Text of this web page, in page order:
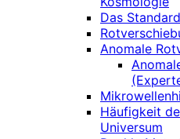
Das
Anomale
Häufigkeit
Universum